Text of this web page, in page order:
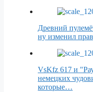
Древний
ну изменил
VsKfz 617 и
немецких
которые…